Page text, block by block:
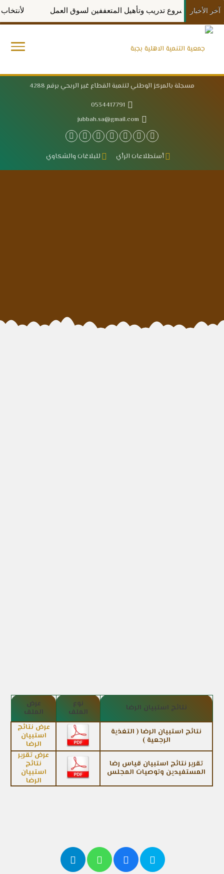
آخر الأخبار
تدعم مشروع تدريب وتأهيل المتعففين لسوق العمل لأنتخاب
مسجلة بالمركز الوطني لتنمية القطاع غير الربحي برقم 4288
0534417791
jubbah.sa@gmail.com
أستطلاعات الرأي للبلاغات والشكاوي
نتائج استبيان الرضا نوع
الملف
عرض
الملف
نتائج استبيان الرضا ( التغذية
الرجعية )
عرض نتائج
استبيان
الرضا
تقرير نتائج استبيان قياس رضا
المستفيدين وتوصيات المجلس
عرض تقرير
نتائج
استبيان
الرضا